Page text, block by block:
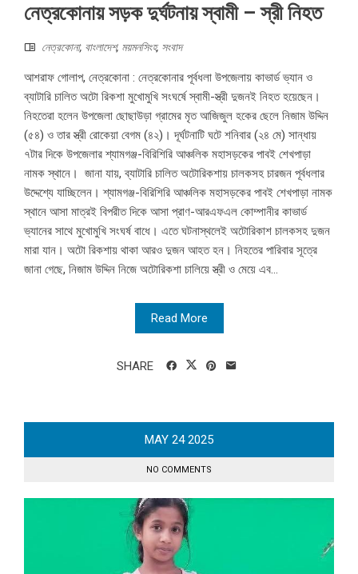
নেত্রকোনায় সড়ক দুর্ঘটনায় স্বামী – স্রী নিহত
নেত্রকোনা, বাংলাদেশ, ময়মনসিংহ, সংবাদ
আশরাফ গোলাপ, নেত্রকোনা : নেত্রকোনার পূর্বধলা উপজেলায় কাভার্ড ভ্যান ও
ব্যাটারি চালিত অটো রিকশা মুখোমুখি সংঘর্ষে স্বামী-স্ত্রী দুজনই নিহত হয়েছেন।
নিহতেরা হলেন উপজেলা ছোছাউড়া গ্রামের মৃত আজিজুল হকের ছেলে নিজাম উদ্দিন
(৫৪) ও তার স্ত্রী রোকেয়া বেগম (৪২)। দূর্ঘটনাটি ঘটে শনিবার (২৪ মে) সান্ধায়
৭টার দিকে উপজেলার শ্যামগঞ্জ-বিরিশিরি আঞ্চলিক মহাসড়কের পাবই শেখপাড়া
নামক স্থানে। জানা যায়, ব্যাটারি চালিত অটোরিকশায় চালকসহ চারজন পূর্বধলার
উদ্দেশ্যে যাচ্ছিলেন। শ্যামগঞ্জ-বিরিশিরি আঞ্চলিক মহাসড়কের পাবই শেখপাড়া নামক
স্থানে আসা মাত্রই বিপরীত দিকে আসা প্রাণ-আরএফএল কোম্পানীর কাভার্ড
ভ্যানের সাথে মুখোমুখি সংঘর্ষ বাধে। এতে ঘটনাস্থলেই অটোরিকাশ চালকসহ দুজন
মারা যান। অটো রিকশায় থাকা আরও দুজন আহত হন। নিহতের পারিবার সূত্রে
জানা গেছে, নিজাম উদ্দিন নিজে অটোরিকশা চালিয়ে স্ত্রী ও মেয়ে এব...
Read More
SHARE
MAY 24 2025
NO COMMENTS